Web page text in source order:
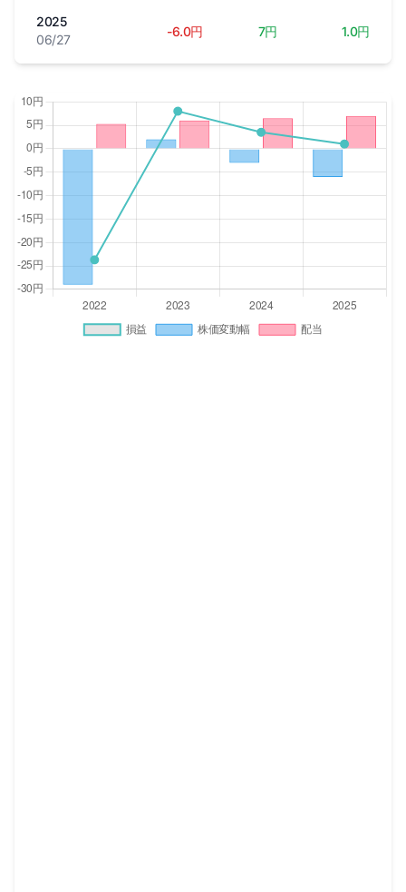
2025
06/27
-6.0円 7円 1.0円